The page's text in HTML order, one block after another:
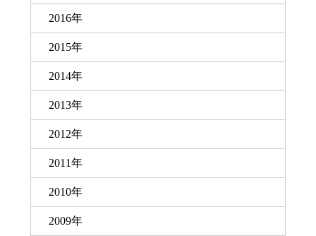
2016年
2015年
2014年
2013年
2012年
2011年
2010年
2009年